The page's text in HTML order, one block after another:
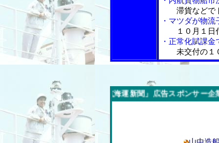
滞貨などで
・マツダが物
１０月１
・正常化賦課
未交付の１
今週の「内航海運新聞」広告スポンサー企業